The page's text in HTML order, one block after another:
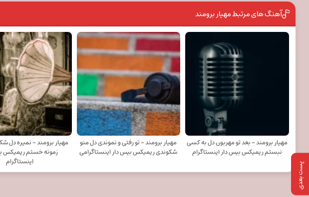
پست بعدی
آهنگ های مرتبط مهیار برومند
مهیار برومند - بعد تو مهربون دل به کسی
نبستم ریمیکس بیس دار اینستاگرام
مهیار برومند - تو رفتی و نموندی دل منو
شکوندی ریمیکس بیس دار اینستاگرامی
مهیار برومند - نمیره دل
زمونه خستم ریمیکس
اینستاگرام